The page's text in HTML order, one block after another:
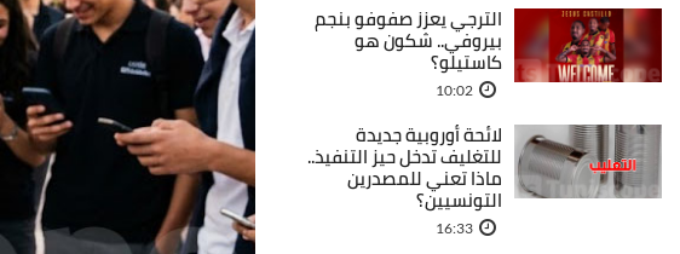
الترجي يعزز صفوفو بنجم
بيروفي.. شكون هو
كاستيلو؟
10:02
لائحة أوروبية جديدة
للتغليف تدخل حيز التنفيذ..
ماذا تعني للمصدرين
التونسيين؟
16:33